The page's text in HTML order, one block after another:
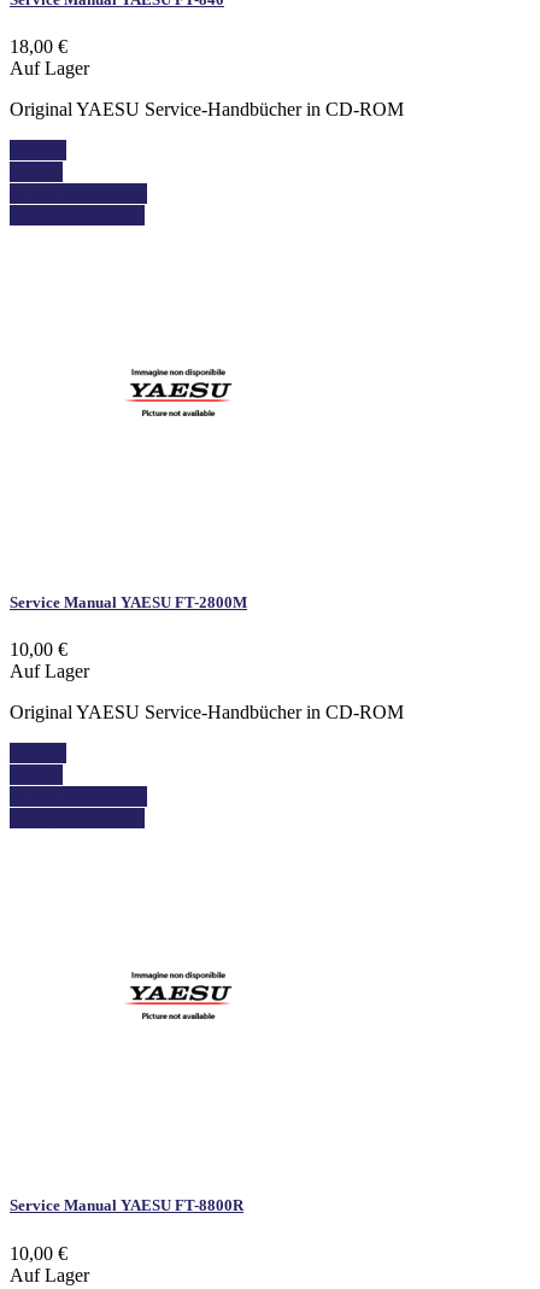
18,00 €
Auf Lager
Original YAESU Service-Handbücher in CD-ROM
Service Manual YAESU FT-2800M
10,00 €
Auf Lager
Original YAESU Service-Handbücher in CD-ROM
Service Manual YAESU FT-8800R
10,00 €
Auf Lager